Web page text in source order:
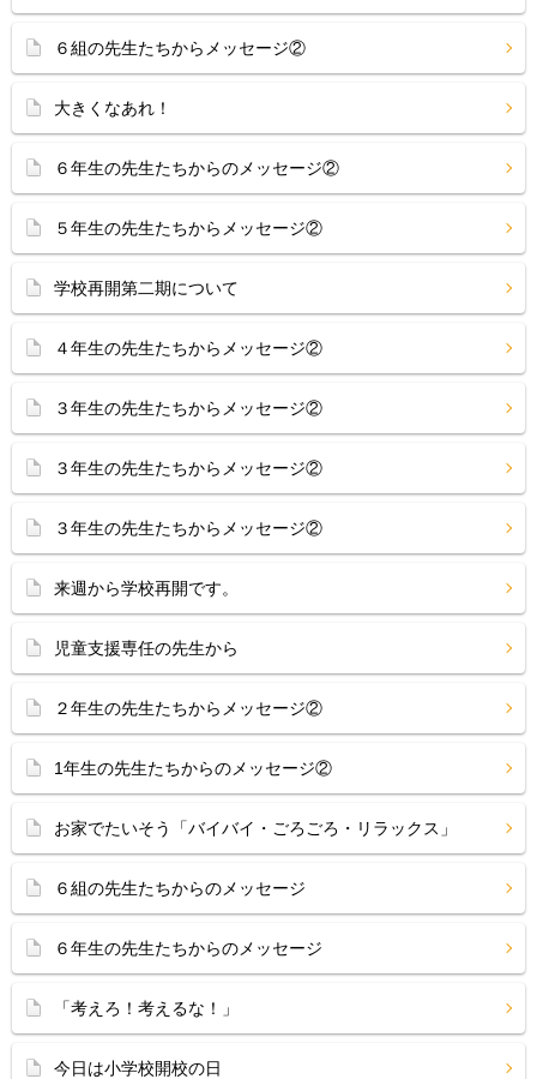
６組の先生たちからメッセージ②
大きくなあれ！
６年生の先生たちからのメッセージ②
５年生の先生たちからメッセージ②
学校再開第二期について
４年生の先生たちからメッセージ②
３年生の先生たちからメッセージ②
３年生の先生たちからメッセージ②
３年生の先生たちからメッセージ②
来週から学校再開です。
児童支援専任の先生から
２年生の先生たちからメッセージ②
1年生の先生たちからのメッセージ②
お家でたいそう「バイバイ・ごろごろ・リラックス」
６組の先生たちからのメッセージ
６年生の先生たちからのメッセージ
「考えろ！考えるな！」
今日は小学校開校の日